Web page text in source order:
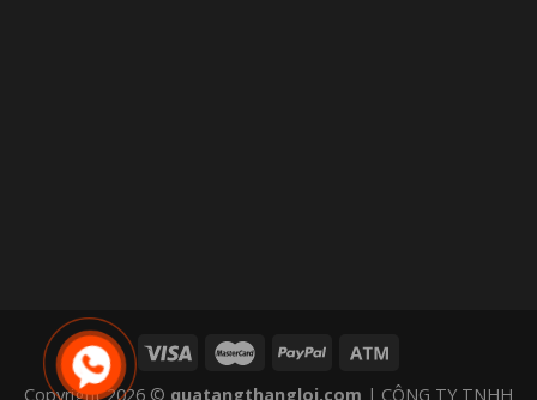
Copyright 2026 © quatangthangloi.com | CÔNG TY TNHH